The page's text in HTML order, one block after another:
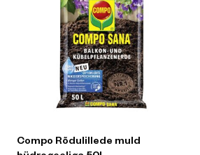
Compo Rõdulillede muld